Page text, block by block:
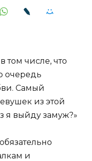
том числе, что
очередь
Самый
из этой
я выйду замуж?»
и